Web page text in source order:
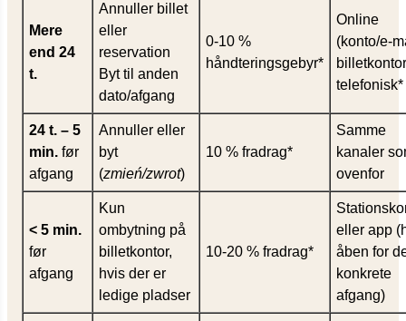
Mere
end 24
t.
Annuller billet
eller
reservation
Byt til anden
dato/afgang
0-10 %
håndteringsgebyr*
Online
(konto/e-
telefonisk*
24 t. – 5
min. før
afgang
Annuller eller
byt
(zmień/zwrot)
10 % fradrag*
Samme
kanaler
ovenfor
< 5 min.
før
afgang
Kun
ombytning på
billetkontor,
hvis der er
ledige pladser
10-20 % fradrag*
eller app
åben for
konkrete
afgang)